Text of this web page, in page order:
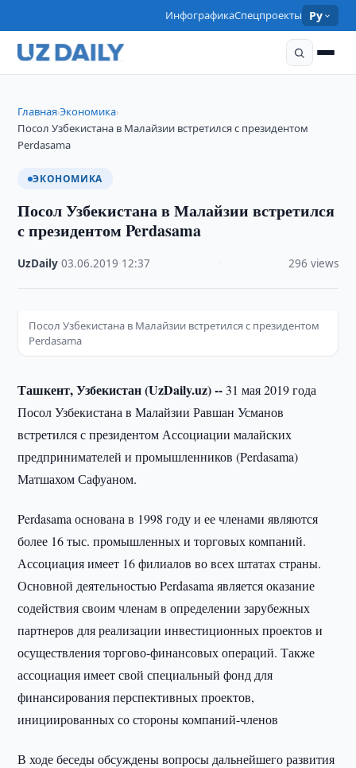
ИнфографикаСпецпроекты Ру
Главная›Экономика›
Посол Узбекистана в Малайзии встретился с президентом
Perdasama
ЭКОНОМИКА
Посол Узбекистана в Малайзии встретился
с президентом Perdasama
UzDaily ·03.06.2019 12:37 296 views
Посол Узбекистана в Малайзии встретился с президентом
Perdasama
Ташкент, Узбекистан (UzDaily.uz) --31 мая 2019 года
Посол Узбекистана в Малайзии Равшан Усманов
встретился с президентом Ассоциации малайских
предпринимателей и промышленников (Perdasama)
Матшахом Сафуаном.
Perdasama основана в 1998 году и ее членами являются
более 16 тыс. промышленных и торговых компаний.
Ассоциация имеет 16 филиалов во всех штатах страны.
Основной деятельностью Perdasama является оказание
содействия своим членам в определении зарубежных
партнеров для реализации инвестиционных проектов и
осуществления торгово-финансовых операций. Также
ассоциация имеет свой специальный фонд для
финансирования перспективных проектов,
инициированных со стороны компаний-членов
В ходе беседы обсуждены вопросы дальнейшего развития